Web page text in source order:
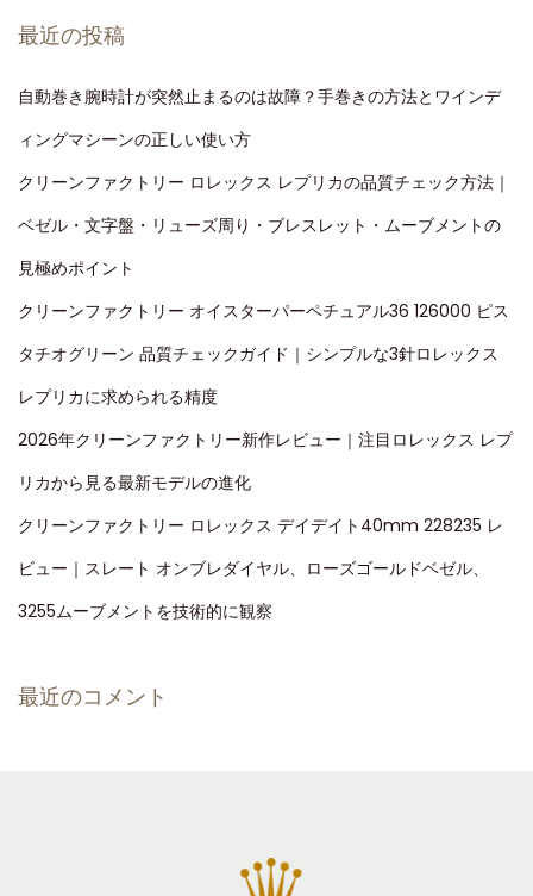
最近の投稿
自動巻き腕時計が突然止まるのは故障？手巻きの方法とワインデ
ィングマシーンの正しい使い方
クリーンファクトリー ロレックス レプリカの品質チェック方法｜
ベゼル・文字盤・リューズ周り・ブレスレット・ムーブメントの
見極めポイント
クリーンファクトリー オイスターパーペチュアル36 126000 ピス
タチオグリーン 品質チェックガイド｜シンプルな3針ロレックス
レプリカに求められる精度
2026年クリーンファクトリー新作レビュー｜注目ロレックス レプ
リカから見る最新モデルの進化
クリーンファクトリー ロレックス デイデイト40mm 228235 レ
ビュー｜スレート オンブレダイヤル、ローズゴールドベゼル、
3255ムーブメントを技術的に観察
最近のコメント